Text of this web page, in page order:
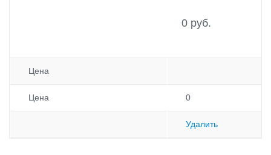
0 руб.
Цена
Цена 0
Удалить